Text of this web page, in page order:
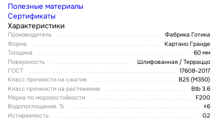
Полезные материалы
Сертификаты
Характеристики
Производитель
Фабрика Готика
Форма
Картано Гранде
Толщина
60 мм
Поверхность
Шлифованная / Терраццо
ГОСТ
17608-2017
Класс прочности на сжатие
В25 (М350)
Класс прочности на растяжение
Btb 3.6
Марка по морозостойкости
F200
Водопоглощение, %
≤6
Истираемость
G2